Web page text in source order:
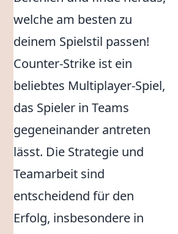
welche am besten zu
deinem Spielstil passen!
Counter-Strike ist ein
beliebtes Multiplayer-Spiel,
das Spieler in Teams
gegeneinander antreten
lässt. Die Strategie und
Teamarbeit sind
entscheidend für den
Erfolg, insbesondere in